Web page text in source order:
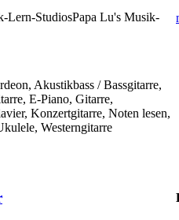
Papa Lu's Musik-
Akustikbass / Bassgitarre,
E-Piano, Gitarre,
Konzertgitarre, Noten lesen,
Westerngitarre